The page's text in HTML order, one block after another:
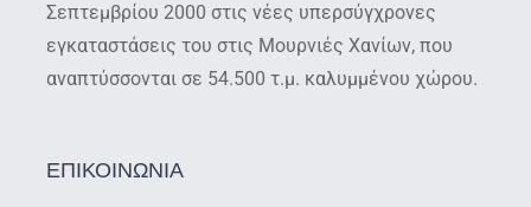
Σεπτεμβρίου 2000 στις νέες υπερσύγχρονες
εγκαταστάσεις του στις Μουρνιές Χανίων, που
αναπτύσσονται σε 54.500 τ.μ. καλυμμένου χώρου.
ΕΠΙΚΟΙΝΩΝΙΑ